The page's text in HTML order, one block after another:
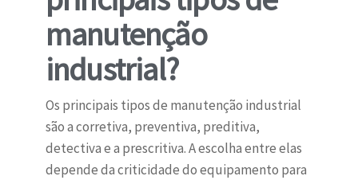
manutenção
industrial?
Os principais tipos de manutenção industrial
são a corretiva, preventiva, preditiva,
detectiva e a prescritiva. A escolha entre elas
depende da criticidade do equipamento para